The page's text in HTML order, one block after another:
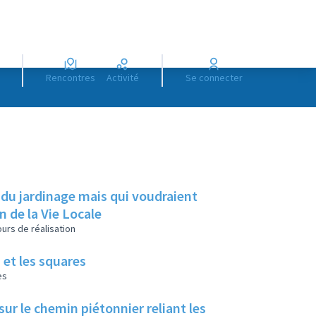
Rencontres Activité Se connecter
jardinage mais qui voudraient
de la Vie Locale
de réalisation
les squares
le chemin piétonnier reliant les